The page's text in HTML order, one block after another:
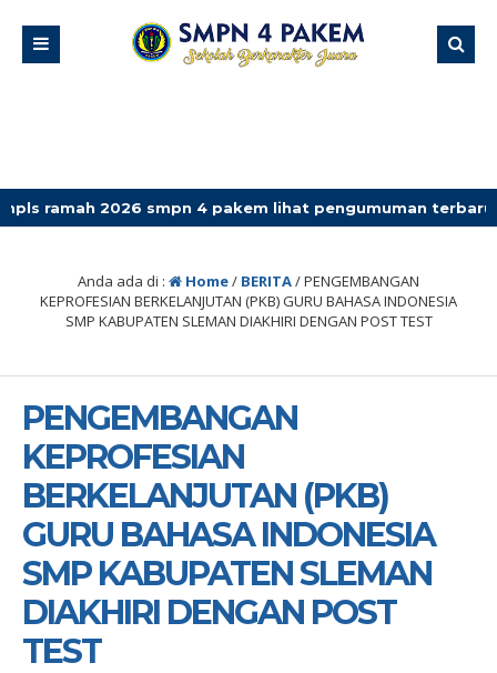
4 pakem lihat pengumuman terbaru
Anda ada di : Home/ BERITA/PENGEMBANGAN
KEPROFESIAN BERKELANJUTAN (PKB) GURU BAHASA INDONESIA
SMP KABUPATEN SLEMAN DIAKHIRI DENGAN POST TEST
PENGEMBANGAN
KEPROFESIAN
BERKELANJUTAN (PKB)
GURU BAHASA INDONESIA
SMP KABUPATEN SLEMAN
DIAKHIRI DENGAN POST
TEST